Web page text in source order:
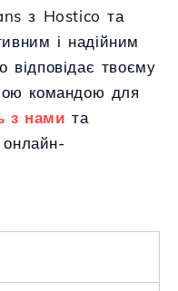
з Hostico та
і надійним
твоєму
командою для
з нами та